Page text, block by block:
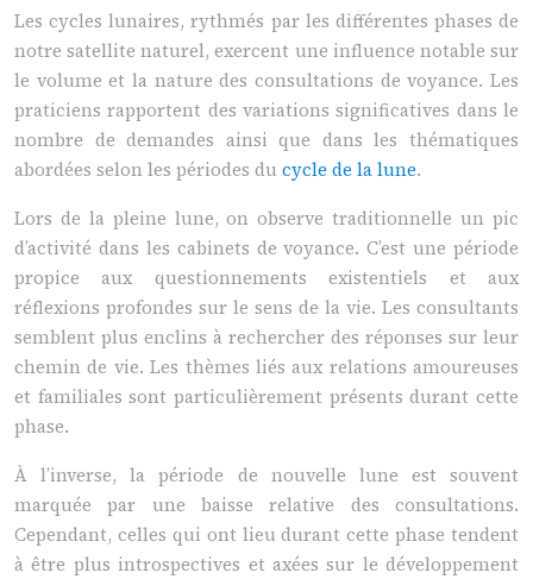
Les cycles lunaires, rythmés par les différentes phases de
notre satellite naturel, exercent une influence notable sur
le volume et la nature des consultations de voyance. Les
praticiens rapportent des variations significatives dans le
nombre de demandes ainsi que dans les thématiques
abordées selon les périodes du cycle de la lune.
Lors de la pleine lune, on observe traditionnelle un pic
d’activité dans les cabinets de voyance. C’est une période
propice aux questionnements existentiels et aux
réflexions profondes sur le sens de la vie. Les consultants
semblent plus enclins à rechercher des réponses sur leur
chemin de vie. Les thèmes liés aux relations amoureuses
et familiales sont particulièrement présents durant cette
phase.
À l’inverse, la période de nouvelle lune est souvent
marquée par une baisse relative des consultations.
Cependant, celles qui ont lieu durant cette phase tendent
à être plus introspectives et axées sur le développement